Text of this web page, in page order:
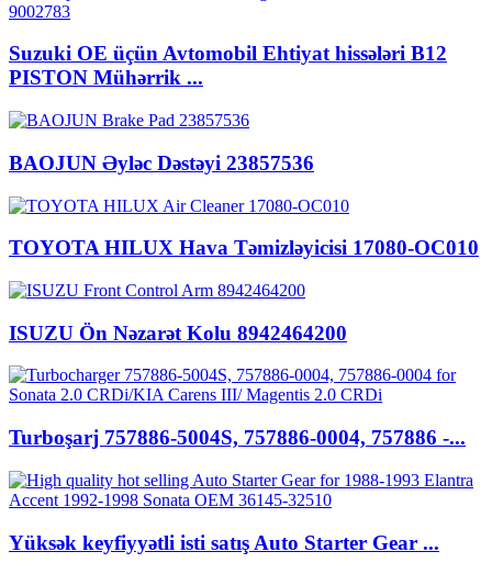
Suzuki OE üçün Avtomobil Ehtiyat hissələri B12
PISTON Mühərrik ...
BAOJUN Əyləc Dəstəyi 23857536
TOYOTA HILUX Hava Təmizləyicisi 17080-OC010
ISUZU Ön Nəzarət Kolu 8942464200
Turboşarj 757886-5004S, 757886-0004, 757886 -...
Yüksək keyfiyyətli isti satış Auto Starter Gear ...